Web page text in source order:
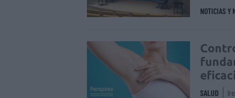
NOTICIAS Y
SALUD